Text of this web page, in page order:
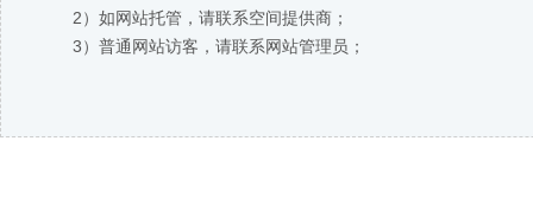
2）如网站托管，请联系空间提供商；
3）普通网站访客，请联系网站管理员；